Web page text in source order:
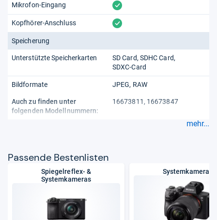
Mikrofon-Eingang vorhanden
Kopfhörer-Anschluss vorhanden
Speicherung
Unterstützte Speicherkarten SD Card SDHC Card
SDXC-Card
Bildformate JPEG RAW
Auch zu finden unter
folgenden Modellnummern:
16673811, 16673847
mehr...
Pas­sende Bes­ten­lis­ten
Spiegelreflex- &
Systemkameras
Systemkameras